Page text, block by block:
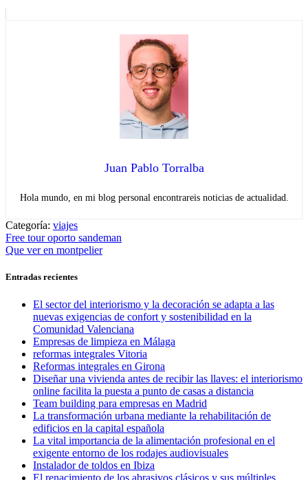
Juan Pablo Torralba
Hola mundo, en mi blog personal encontrareis noticias de actualidad.
Categoría: viajes
Navegación
de
entradas
Entrada
anterior:
Free tour oporto sandeman
Entrada
Que ver en montpelier
Entradas recientes
El sector del interiorismo y la decoración se adapta a las
nuevas exigencias de confort y sostenibilidad en la
Comunidad Valenciana
Empresas de limpieza en Málaga
reformas integrales Vitoria
Reformas integrales en Girona
Diseñar una vivienda antes de recibir las llaves: el interiorismo
online facilita la puesta a punto de casas a distancia
Team building para empresas en Madrid
La transformación urbana mediante la rehabilitación de
edificios en la capital española
La vital importancia de la alimentación profesional en el
exigente entorno de los rodajes audiovisuales
Instalador de toldos en Ibiza
El renacimiento de los abrasivos clásicos y sus múltiples